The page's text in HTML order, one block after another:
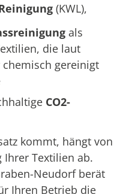
(KWL),
als
die laut
gereinigt
CO2-
kommt, hängt von
Textilien ab.
Neudorf berät
Ihren Betrieb die